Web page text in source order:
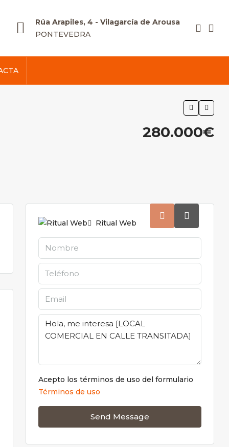
Rúa Arapiles, 4 - Vilagarcía de Arousa
PONTEVEDRA
280.000€
Ritual Web
Acepto los términos de uso del formulario
Términos de uso
Send Message